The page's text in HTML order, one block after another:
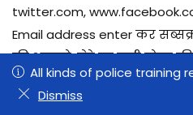
All kinds of police training
Dismiss
twitter.com,
Email address enter कर
की आपको, मेरे हर नयी पोस्ट
द्वारा मिल जाएगी .
इन्हें भी पढ़े :
Shop
0
All kinds of police training
Dismiss